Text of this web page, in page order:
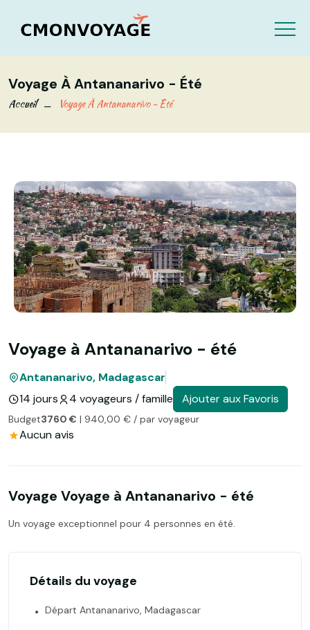
Voyage À Antananarivo - Été
Accueil Voyage À Antananarivo - Été
Voyage à Antananarivo - été
Antananarivo, Madagascar
14 jours
4 voyageurs / famille Ajouter aux Favoris
Budget3760 € | 940,00 € / par voyageur
Aucun avis
Voyage Voyage à Antananarivo - été
Un voyage exceptionnel pour 4 personnes en été.
Détails du voyage
Départ Antananarivo, Madagascar